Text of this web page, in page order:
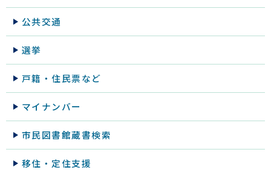
公共交通
選挙
戸籍・住民票など
マイナンバー
市民図書館蔵書検索
移住・定住支援